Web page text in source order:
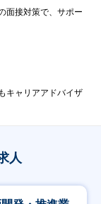
面接対策で、サポー
キャリアアドバイザ
人